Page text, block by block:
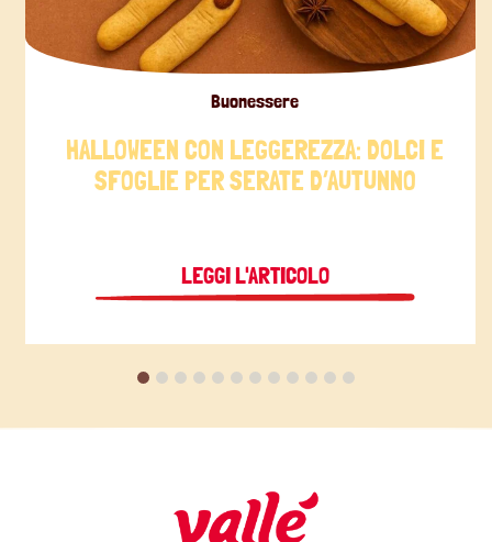
Buonessere
HALLOWEEN CON LEGGEREZZA: DOLCI E
SFOGLIE PER SERATE D’AUTUNNO
LEGGI L'ARTICOLO